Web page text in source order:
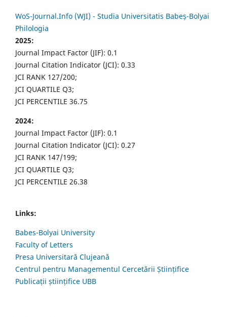
WoS-Journal.Info (WJI) - Studia Universitatis Babeș-Bolyai
Philologia
2025:
Journal Impact Factor (JIF): 0.1
Journal Citation Indicator (JCI): 0.33
JCI RANK 127/200;
JCI QUARTILE Q3;
JCI PERCENTILE 36.75
2024:
Journal Impact Factor (JIF): 0.1
Journal Citation Indicator (JCI): 0.27
JCI RANK 147/199;
JCI QUARTILE Q3;
JCI PERCENTILE 26.38
Links:
Babes-Bolyai University
Faculty of Letters
Presa Universitară Clujeană
Centrul pentru Managementul Cercetării Științifice
Publicații științifice UBB